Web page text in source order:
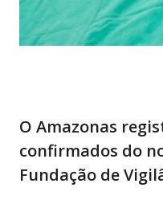
O Amazonas
confirmados do
Fundação de